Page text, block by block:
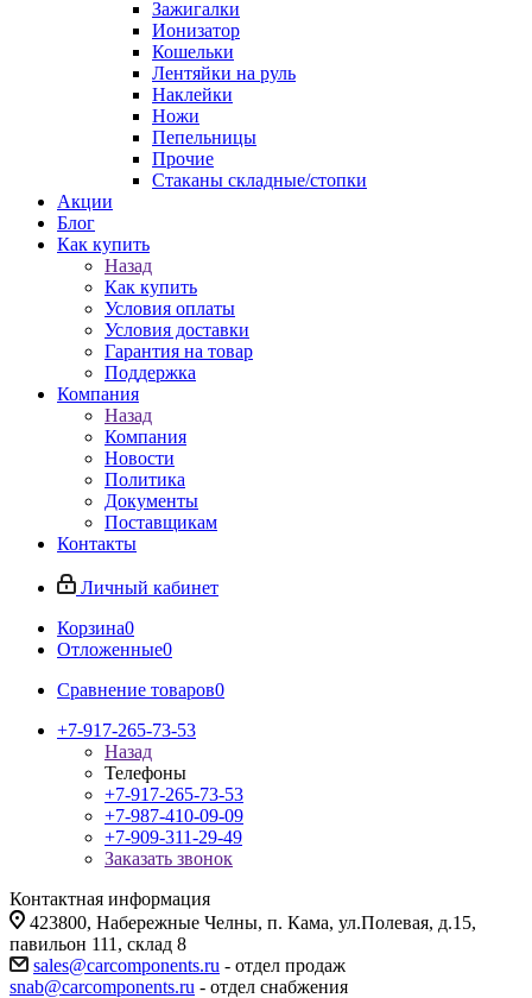
Зажигалки
Ионизатор
Кошельки
Лентяйки на руль
Наклейки
Ножи
Пепельницы
Прочие
Стаканы складные/стопки
Акции
Блог
Как купить
Назад
Как купить
Условия оплаты
Условия доставки
Гарантия на товар
Поддержка
Компания
Назад
Компания
Новости
Политика
Документы
Поставщикам
Контакты
Личный кабинет
Корзина0
Отложенные0
Сравнение товаров0
+7-917-265-73-53
Назад
Телефоны
+7-917-265-73-53
+7-987-410-09-09
+7-909-311-29-49
Заказать звонок
Контактная информация
423800, Набережные Челны, п. Кама, ул.Полевая, д.15,
павильон 111, склад 8
sales@carcomponents.ru - отдел продаж
snab@carcomponents.ru - отдел снабжения